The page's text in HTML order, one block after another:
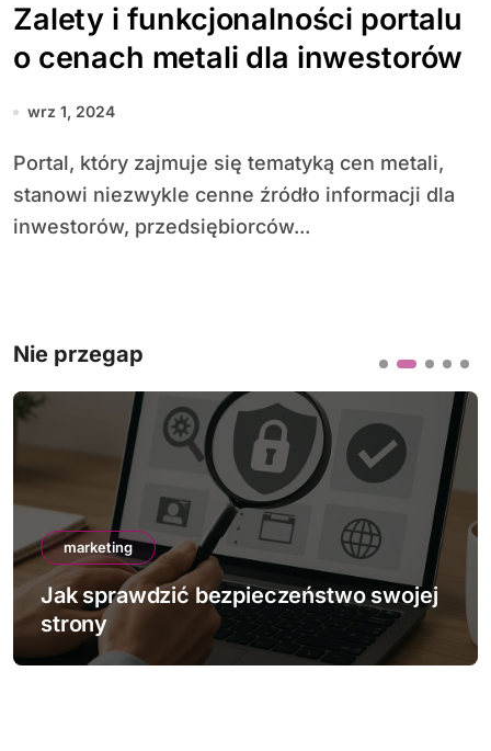
Zalety i funkcjonalności portalu
o cenach metali dla inwestorów
wrz 1, 2024
Portal, który zajmuje się tematyką cen metali,
stanowi niezwykle cenne źródło informacji dla
inwestorów, przedsiębiorców...
Nie przegap
marketing
Jak sprawdzić bezpieczeństwo swojej
strony